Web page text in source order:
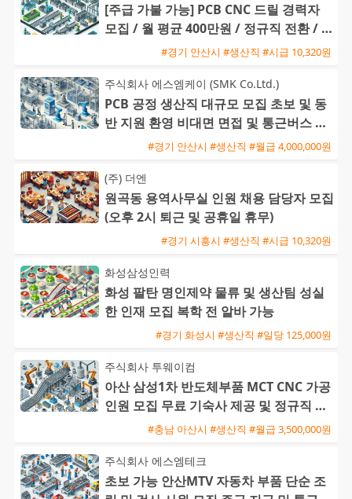
[주급 가불 가능] PCB CNC 드릴 경력자
모집 / 월 평균 400만원 / 정규직 전환 / 통
근버스 운행#경기 안산시 #생산직 #시급 10,320원
주식회사 에스엠케이 (SMK Co.Ltd.)
PCB 공정 생산직 대규모 모집 초보 및 동
반 지원 환영 비대면 면접 및 통근버스 운
#경기 안산시 #생산직 #월급 4,000,000원
(주) 더엔
원곡동 용역사무실 인원 채용 담당자 모집
(오후 2시 퇴근 및 공휴일 휴무)
#경기 시흥시 #생산직 #시급 10,320원
화성삼성인력
화성 팔탄 명인제약 물류 및 생산팀 성실
한 인재 모집 복학 전 알바 가능
#경기 화성시 #생산직 #일당 125,000원
주식회사 투웨이컴
아산 삼성1차 반도체부품 MCT CNC 가공
인원 모집 무료 기숙사 제공 및 정규직 전
#충남 아산시 #생산직 #월급 3,500,000원
주식회사 에스엠테크
초보 가능 안산MTV 자동차 부품 단순 조